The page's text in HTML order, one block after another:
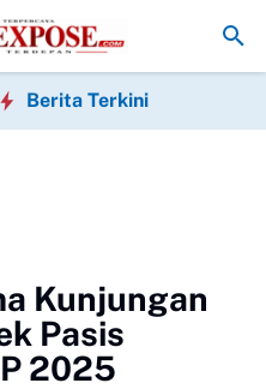
DiauditKorcam SPPG
Berita Terkini
Kunjungan
Pasis
2025